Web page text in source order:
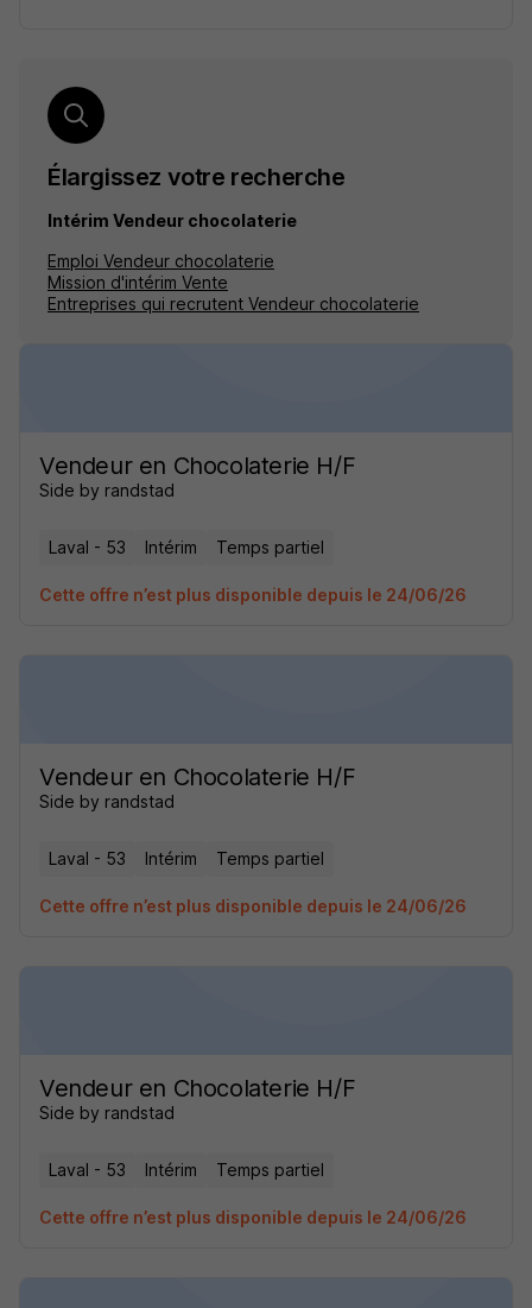
Élargissez votre recherche
Intérim Vendeur chocolaterie
Emploi Vendeur chocolaterie
Mission d'intérim Vente
Entreprises qui recrutent Vendeur chocolaterie
Vendeur en Chocolaterie H/F
Side by randstad
Laval - 53 Intérim Temps partiel
Cette offre n’est plus disponible depuis le 24/06/26
Vendeur en Chocolaterie H/F
Side by randstad
Laval - 53 Intérim Temps partiel
Cette offre n’est plus disponible depuis le 24/06/26
Vendeur en Chocolaterie H/F
Side by randstad
Laval - 53 Intérim Temps partiel
Cette offre n’est plus disponible depuis le 24/06/26